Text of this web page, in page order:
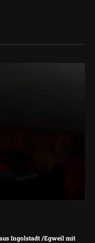
Ingolstadt /Egweil mit